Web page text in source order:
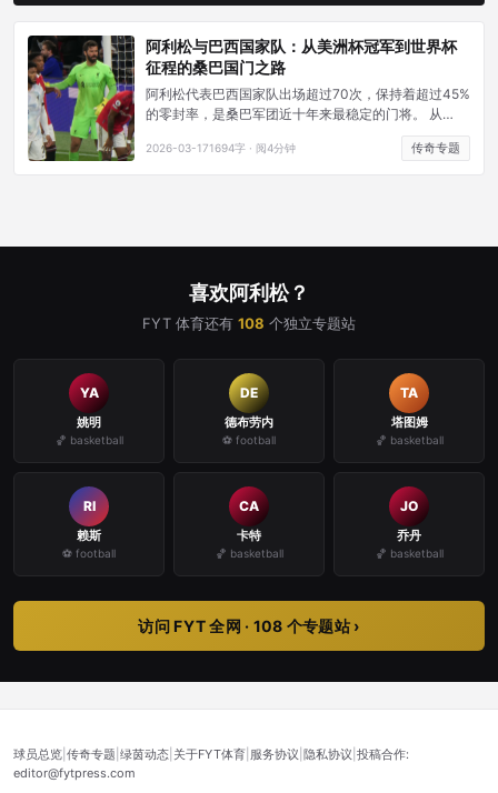
阿利松与巴西国家队：从美洲杯冠军到世界杯
征程的桑巴国门之路
阿利松代表巴西国家队出场超过70次，保持着超过45%
的零封率，是桑巴军团近十年来最稳定的门将。 从
2019年美洲杯的最佳门将到2022年世界杯的遗憾出
局，再到那个震惊世界的门将头球绝杀，阿利松在巴西
国家队的故事充满了荣耀与戏剧性。
2026-03-171694字 · 阅4分钟 传奇专题
喜欢阿利松？
FYT 体育还有 108 个独立专题站
YA
姚明
🏀 basketball
DE
德布劳内
⚽ football
TA
塔图姆
🏀 basketball
RI
赖斯
⚽ football
CA
卡特
🏀 basketball
JO
乔丹
🏀 basketball
访问 FYT 全网 · 108 个专题站 ›
球员总览 传奇专题 绿茵动态 关于FYT体育 服务协议 隐私协议 投稿合作:
editor@fytpress.com